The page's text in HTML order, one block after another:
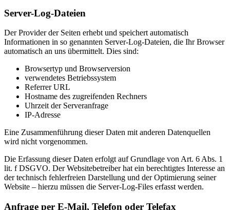
Server-Log-Dateien
Der Provider der Seiten erhebt und speichert automatisch
Informationen in so genannten Server-Log-Dateien, die Ihr Browser
automatisch an uns übermittelt. Dies sind:
Browsertyp und Browserversion
verwendetes Betriebssystem
Referrer URL
Hostname des zugreifenden Rechners
Uhrzeit der Serveranfrage
IP-Adresse
Eine Zusammenführung dieser Daten mit anderen Datenquellen
wird nicht vorgenommen.
Die Erfassung dieser Daten erfolgt auf Grundlage von Art. 6 Abs. 1
lit. f DSGVO. Der Websitebetreiber hat ein berechtigtes Interesse an
der technisch fehlerfreien Darstellung und der Optimierung seiner
Website – hierzu müssen die Server-Log-Files erfasst werden.
Anfrage per E-Mail, Telefon oder Telefax